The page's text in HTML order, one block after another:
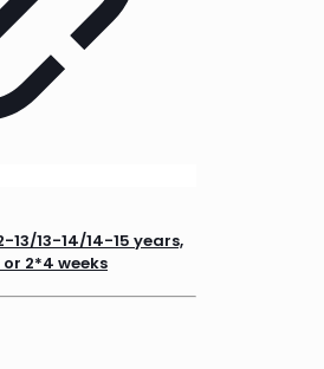
13/13-14/14-15 years,
2*4 weeks